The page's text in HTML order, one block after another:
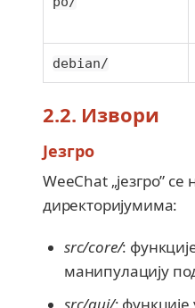
debian/
2.2. Извори
Језгро
WeeChat „језгро”
директоријумима:
src/core/:
манипулацију